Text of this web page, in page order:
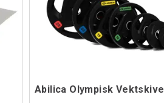
Abilica Olympisk Vektskive